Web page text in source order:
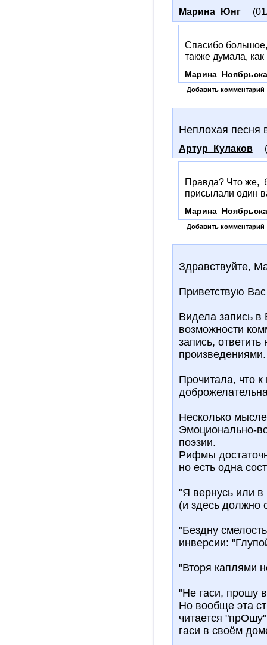
Марина_Юнг
Спасибо
также думала,
Добавить комментарий
Неплохая
Артур_Кулаков
Правда? Что же,
присылали один
Добавить комментарий
Здравствуйте,
Приветствую
Видела запись в
возможности
запись,
Прочитала, что
Несколько
Эмоционально-
поэзии.
Рифмы
но есть одна
"Я вернусь или в
(и здесь должно
"Бездну
инверсии:
"Вторя каплями
"Не гаси, прошу
Но вообще эта
читается
гаси в своём